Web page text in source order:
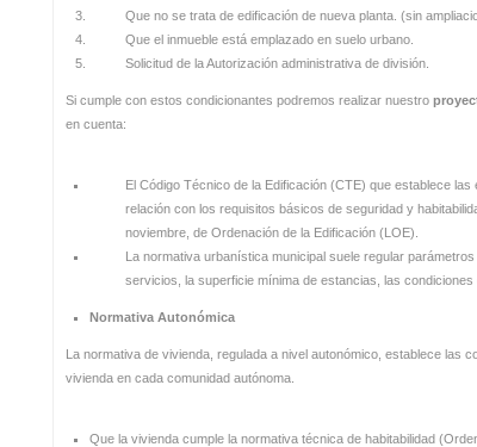
Que no se trata de edificación de nueva planta. (sin
Que el inmueble está emplazado en suelo urbano.
Solicitud de la Autorización administrativa de división.
Si cumple con estos condicionantes podremos realizar nuestro
en cuenta:
El Código Técnico de la Edificación (CTE) que establece
relación con los requisitos básicos de seguridad y
noviembre, de Ordenación de la Edificación (LOE).
La normativa urbanística municipal suele regular
servicios, la superficie mínima de estancias, las
Normativa Autonómica
La normativa de vivienda, regulada a nivel autonómico, establece las
vivienda en cada comunidad autónoma.
Que la vivienda cumple la normativa técnica de habitabilidad